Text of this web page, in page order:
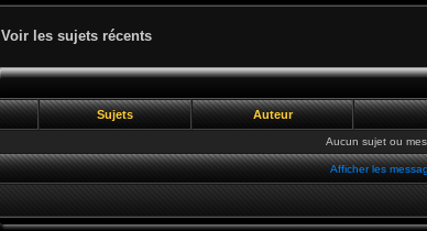
Voir les sujets récents
Sujets Auteur
Aucun sujet ou
Afficher les